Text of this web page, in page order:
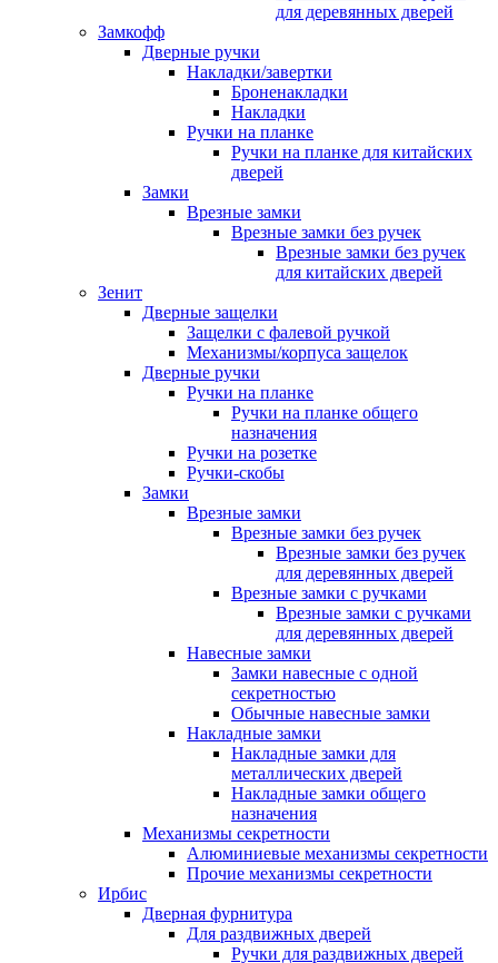
для деревянных дверей
Замкофф
Дверные ручки
Накладки/завертки
Броненакладки
Накладки
Ручки на планке
Ручки на планке для китайских
дверей
Замки
Врезные замки
Врезные замки без ручек
Врезные замки без ручек
для китайских дверей
Зенит
Дверные защелки
Защелки с фалевой ручкой
Механизмы/корпуса защелок
Дверные ручки
Ручки на планке
Ручки на планке общего
назначения
Ручки на розетке
Ручки-скобы
Замки
Врезные замки
Врезные замки без ручек
Врезные замки без ручек
для деревянных дверей
Врезные замки с ручками
Врезные замки с ручками
для деревянных дверей
Навесные замки
Замки навесные с одной
секретностью
Обычные навесные замки
Накладные замки
Накладные замки для
металлических дверей
Накладные замки общего
назначения
Механизмы секретности
Алюминиевые механизмы секретности
Прочие механизмы секретности
Ирбис
Дверная фурнитура
Для раздвижных дверей
Ручки для раздвижных дверей